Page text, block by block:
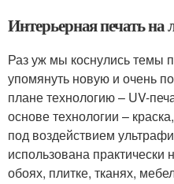
Интерьерная печать
Раз уж мы коснулись темы
упомянуть новую и очень
плане технологию – UV-
основе технологии –
под воздействием
использована
обоях, плитке, тканях,